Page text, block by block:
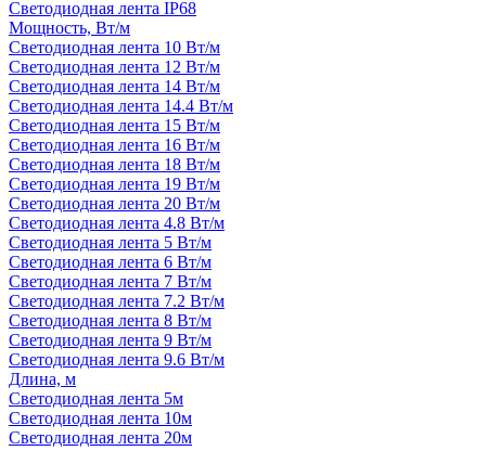
Светодиодная лента IP68
Мощность, Вт/м
Светодиодная лента 10 Вт/м
Светодиодная лента 12 Вт/м
Светодиодная лента 14 Вт/м
Светодиодная лента 14.4 Вт/м
Светодиодная лента 15 Вт/м
Светодиодная лента 16 Вт/м
Светодиодная лента 18 Вт/м
Светодиодная лента 19 Вт/м
Светодиодная лента 20 Вт/м
Светодиодная лента 4.8 Вт/м
Светодиодная лента 5 Вт/м
Светодиодная лента 6 Вт/м
Светодиодная лента 7 Вт/м
Светодиодная лента 7.2 Вт/м
Светодиодная лента 8 Вт/м
Светодиодная лента 9 Вт/м
Светодиодная лента 9.6 Вт/м
Длина, м
Светодиодная лента 5м
Светодиодная лента 10м
Светодиодная лента 20м